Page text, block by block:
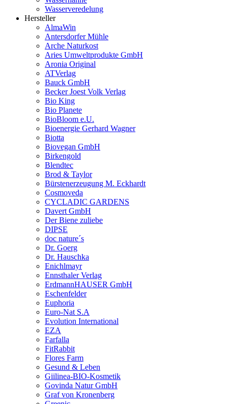
Wasserveredelung
Hersteller
AlmaWin
Antersdorfer Mühle
Arche Naturkost
Aries Umweltprodukte GmbH
Aronia Original
ATVerlag
Bauck GmbH
Becker Joest Volk Verlag
Bio King
Bio Planete
BioBloom e.U.
Bioenergie Gerhard Wagner
Biotta
Biovegan GmbH
Birkengold
Blendtec
Brod & Taylor
Bürstenerzeugung M. Eckhardt
Cosmoveda
CYCLADIC GARDENS
Davert GmbH
Der Biene zuliebe
DIPSE
doc nature´s
Dr. Goerg
Dr. Hauschka
Enichlmayr
Ennsthaler Verlag
ErdmannHAUSER GmbH
Eschenfelder
Euphoria
Euro-Nat S.A
Evolution International
EZA
Farfalla
FitRabbit
Flores Farm
Gesund & Leben
Giilinea-BIO-Kosmetik
Govinda Natur GmbH
Graf von Kronenberg